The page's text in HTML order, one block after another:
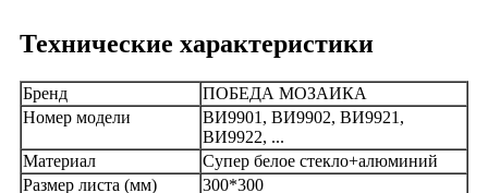
Технические характеристики
Бренд
ПОБЕДА МОЗАИКА
Номер модели
ВИ9901, ВИ9902, ВИ9921,
ВИ9922, ...
Материал
Супер белое стекло+алюминий
Размер листа (мм)
300*300